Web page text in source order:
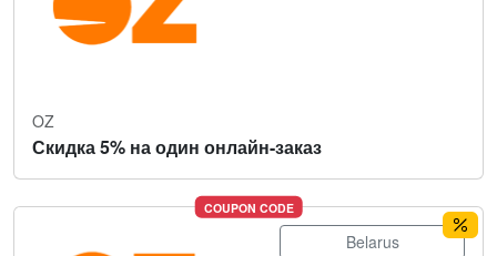
OZ
Скидка 5% на один онлайн-заказ
COUPON CODE
Belarus